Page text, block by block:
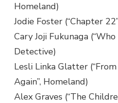
Homeland)
Jodie Foster (“Chapter
Cary Joji Fukunaga
Detective)
Lesli Linka Glatter
Again”, Homeland)
Alex Graves (“The